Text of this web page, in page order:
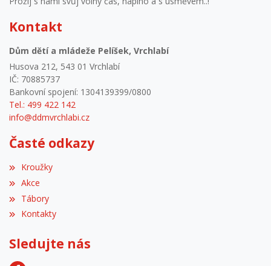
Kontakt
Dům dětí a mládeže Pelíšek, Vrchlabí
Husova 212, 543 01 Vrchlabí
IČ: 70885737
Bankovní spojení: 1304139399/0800
Tel.: 499 422 142
info@ddmvrchlabi.cz
Časté odkazy
Kroužky
Akce
Tábory
Kontakty
Sledujte nás